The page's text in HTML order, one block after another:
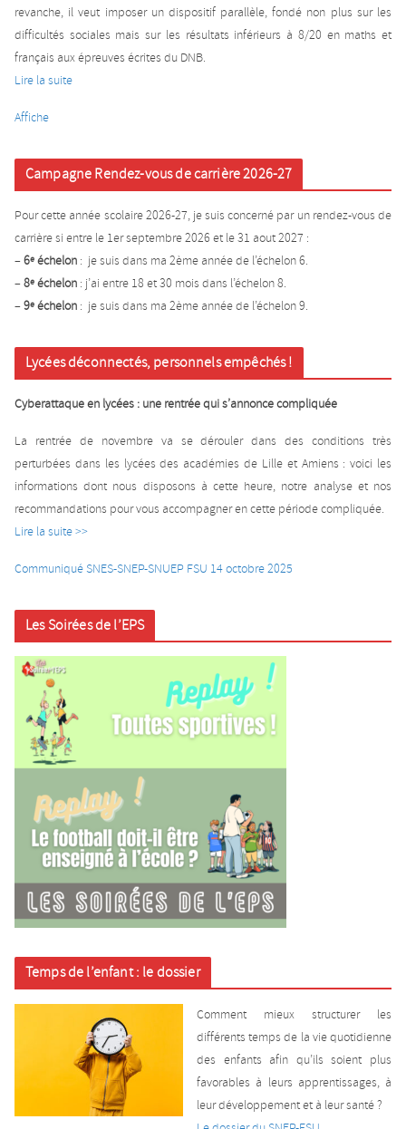
revanche, il veut imposer un dispositif parallèle, fondé non plus sur les
difficultés sociales mais sur les résultats inférieurs à 8/20 en maths et
français aux épreuves écrites du DNB.
Lire la suite
Affiche
Campagne Rendez-vous de carrière 2026-27
Pour cette année scolaire 2026-27, je suis concerné par un rendez-vous de
carrière si entre le 1er septembre 2026 et le 31 aout 2027 :
–6e échelon : je suis dans ma 2ème année de l’échelon 6.
–8e échelon : j’ai entre 18 et 30 mois dans l’échelon 8.
–9e échelon : je suis dans ma 2ème année de l’échelon 9.
Lycées déconnectés, personnels empêchés !
Cyberattaque en lycées : une rentrée qui s’annonce compliquée
La rentrée de novembre va se dérouler dans des conditions très
perturbées dans les lycées des académies de Lille et Amiens : voici les
informations dont nous disposons à cette heure, notre analyse et nos
recommandations pour vous accompagner en cette période compliquée.
Lire la suite >>
Communiqué SNES-SNEP-SNUEP FSU 14 octobre 2025
Les Soirées de l’EPS
Temps de l’enfant : le dossier
Comment mieux structurer les
différents temps de la vie quotidienne
des enfants afin qu’ils soient plus
favorables à leurs apprentissages, à
leur développement et à leur santé ?